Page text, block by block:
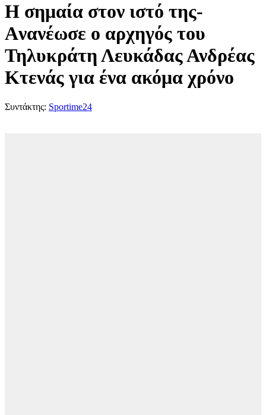
Η σημαία στον ιστό της-
Aνανέωσε ο αρχηγός του
Τηλυκράτη Λευκάδας Ανδρέας
Κτενάς για ένα ακόμα χρόνο
Συντάκτης: Sportime24